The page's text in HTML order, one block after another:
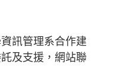
訊管理系合作建
及支援，網站聯